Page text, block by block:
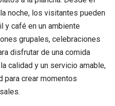
noche, los visitantes pueden
y café en un ambiente
grupales, celebraciones
disfrutar de una comida
calidad y un servicio amable,
para crear momentos